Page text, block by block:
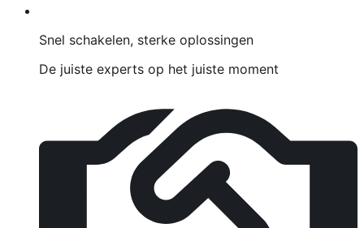
Snel schakelen, sterke oplossingen
De juiste experts op het juiste moment